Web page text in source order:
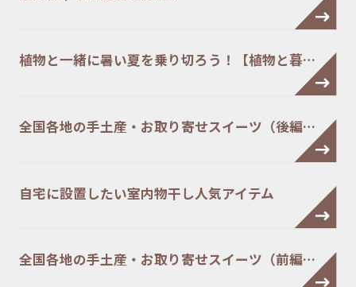
植物と一緒に暑い夏を乗り切ろう！【植物と暮…
全国各地の手土産・お取り寄せスイーツ（後編…
自宅に設置したい室内物干し人気アイテム
全国各地の手土産・お取り寄せスイーツ（前編…